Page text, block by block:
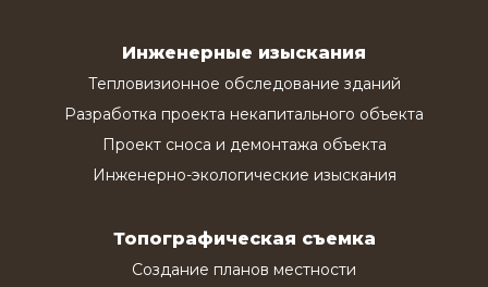
Инженерные изыскания
Тепловизионное обследование зданий
Разработка проекта некапитального объекта
Проект сноса и демонтажа объекта
Инженерно-экологические изыскания
Топографическая съемка
Создание планов местности